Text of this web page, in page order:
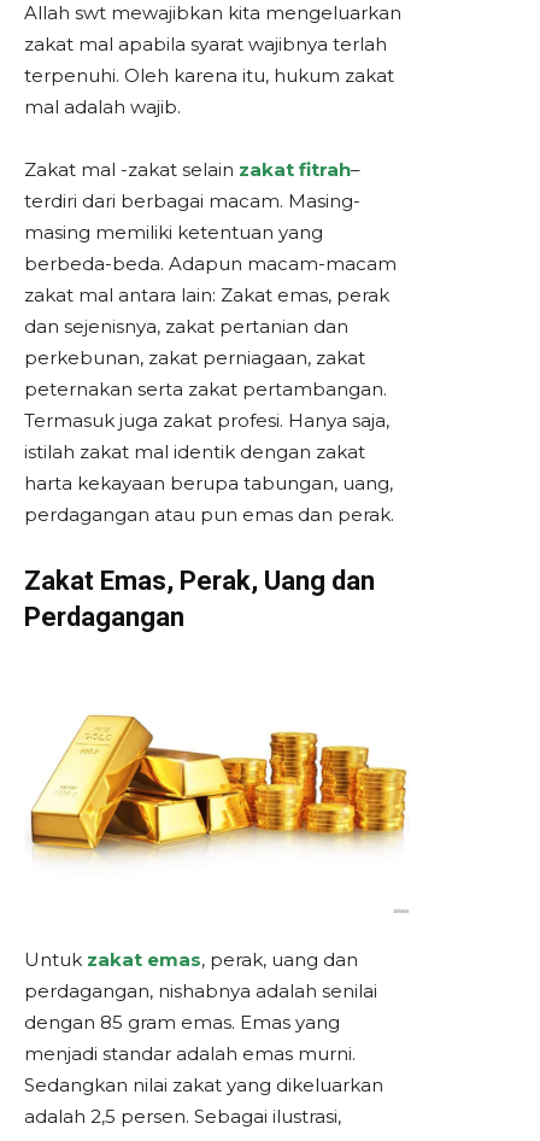
Allah swt mewajibkan kita mengeluarkan
zakat mal apabila syarat wajibnya terlah
terpenuhi. Oleh karena itu, hukum zakat
mal adalah wajib.
Zakat mal -zakat selain zakat fitrah–
terdiri dari berbagai macam. Masing-
masing memiliki ketentuan yang
berbeda-beda. Adapun macam-macam
zakat mal antara lain: Zakat emas, perak
dan sejenisnya, zakat pertanian dan
perkebunan, zakat perniagaan, zakat
peternakan serta zakat pertambangan.
Termasuk juga zakat profesi. Hanya saja,
istilah zakat mal identik dengan zakat
harta kekayaan berupa tabungan, uang,
perdagangan atau pun emas dan perak.
Zakat Emas, Perak, Uang dan
Perdagangan
Untuk zakat emas, perak, uang dan
perdagangan, nishabnya adalah senilai
dengan 85 gram emas. Emas yang
menjadi standar adalah emas murni.
Sedangkan nilai zakat yang dikeluarkan
adalah 2,5 persen. Sebagai ilustrasi,